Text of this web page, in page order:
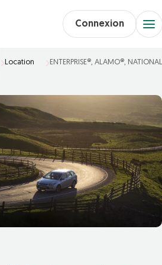
Connexion
Location ENTERPRISE®, ALAMO®,